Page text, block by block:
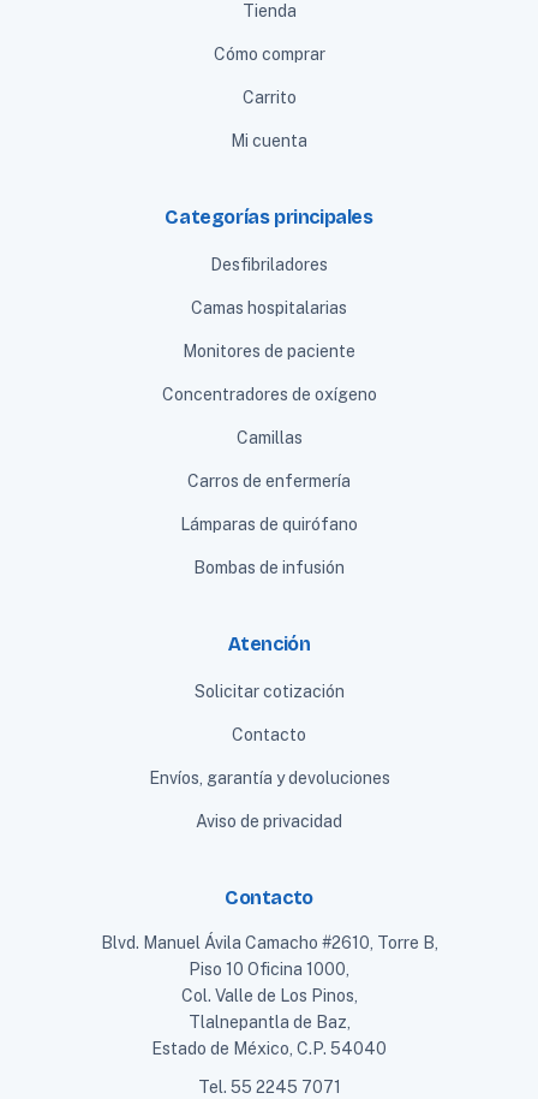
Tienda
Cómo comprar
Carrito
Mi cuenta
Categorías principales
Desfibriladores
Camas hospitalarias
Monitores de paciente
Concentradores de oxígeno
Camillas
Carros de enfermería
Lámparas de quirófano
Bombas de infusión
Atención
Solicitar cotización
Contacto
Envíos, garantía y devoluciones
Aviso de privacidad
Contacto
Blvd. Manuel Ávila Camacho #2610, Torre B,
Piso 10 Oficina 1000,
Col. Valle de Los Pinos,
Tlalnepantla de Baz,
Estado de México, C.P. 54040
Tel. 55 2245 7071